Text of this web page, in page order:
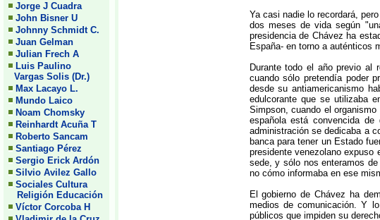
Jorge J Cuadra
John Bisner U
Johnny Schmidt C.
Juan Gelman
Julian Frech A
Luis Paulino
Vargas Solis (Dr.)
Max Lacayo L.
Mundo Laico
Noam Chomsky
Reinhardt Acuña T
Roberto Sancam
Santiago Pérez
Sergio Erick Ardón
Silvio Avilez Gallo
Sociales Cultura
Religión Educación
Víctor Corcoba H
Ya casi nadie lo recordará,
dos meses de vida según
presidencia de Chávez ha
España- en torno a auténticos
Durante todo el año previo al
cuando sólo pretendía poder
desde su antiamericanismo
edulcorante que se utilizaba
Simpson, cuando el
española está convencida
administración se dedicaba a
banca para tener un Estado
presidente venezolano expuso
sede, y sólo nos enteramos
no cómo informaba en ese
El gobierno de Chávez ha
medios de comunicación. Y
públicos que impiden su